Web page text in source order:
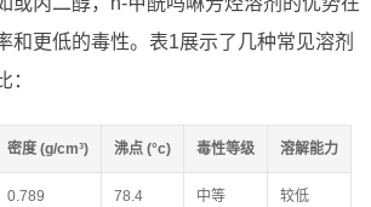
和更低的毒性。表1展示了几种常见溶剂
：
密度 (g/cm³) 沸点 (°c) 毒性等级 溶解能力
0.789 78.4 中等 较低